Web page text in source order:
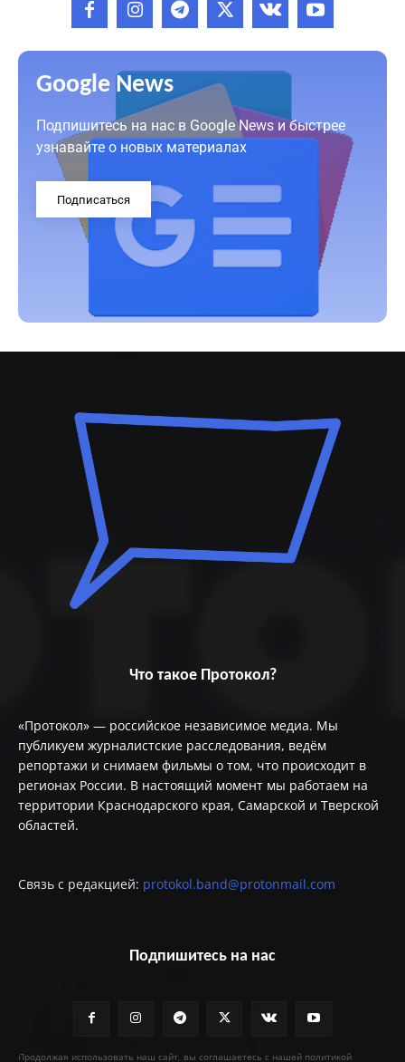
Google News
Подпишитесь на нас в Google News и быстрее
узнавайте о новых материалах
Подписаться
Что такое Протокол?
«Протокол» — российское независимое медиа. Мы
публикуем журналистские расследования, ведём
репортажи и снимаем фильмы о том, что происходит в
регионах России. В настоящий момент мы работаем на
территории Краснодарского края, Самарской и Тверской
областей.
Связь с редакцией: protokol.band@protonmail.com
Подпишитесь на нас
Продолжая использовать наш сайт, вы соглашаетесь с нашей политикой